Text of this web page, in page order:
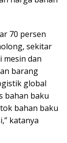
70 persen
sekitar
mesin dan
barang
global
bahan baku
bahan baku
katanya